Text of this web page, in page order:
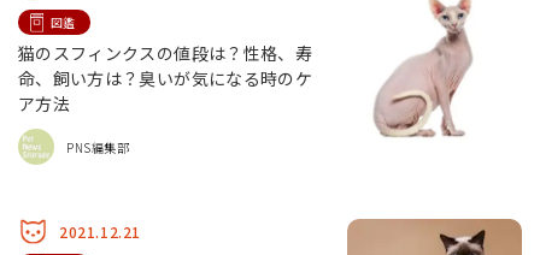
図鑑
猫のスフィンクスの値段は？性格、寿
命、飼い方は？臭いが気になる時のケ
ア方法
PNS編集部
2021.12.21